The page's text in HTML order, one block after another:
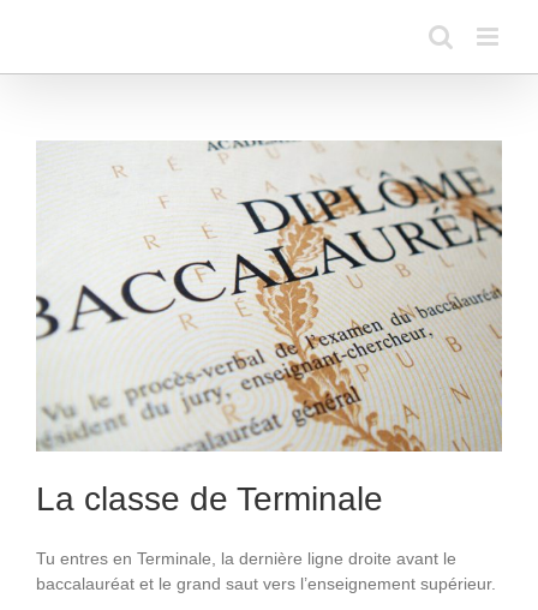
La classe de Terminale
Tu entres en Terminale, la dernière ligne droite avant le
baccalauréat et le grand saut vers l’enseignement supérieur.